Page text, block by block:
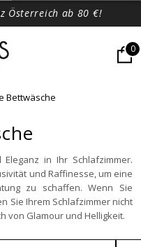
Österreich ab 80 €!
0
Bettwäsche
in Ihr Schlafzimmer.
und Raffinesse, um eine
zu schaffen. Wenn Sie
Sie Ihrem Schlafzimmer nicht
von Glamour und Helligkeit.